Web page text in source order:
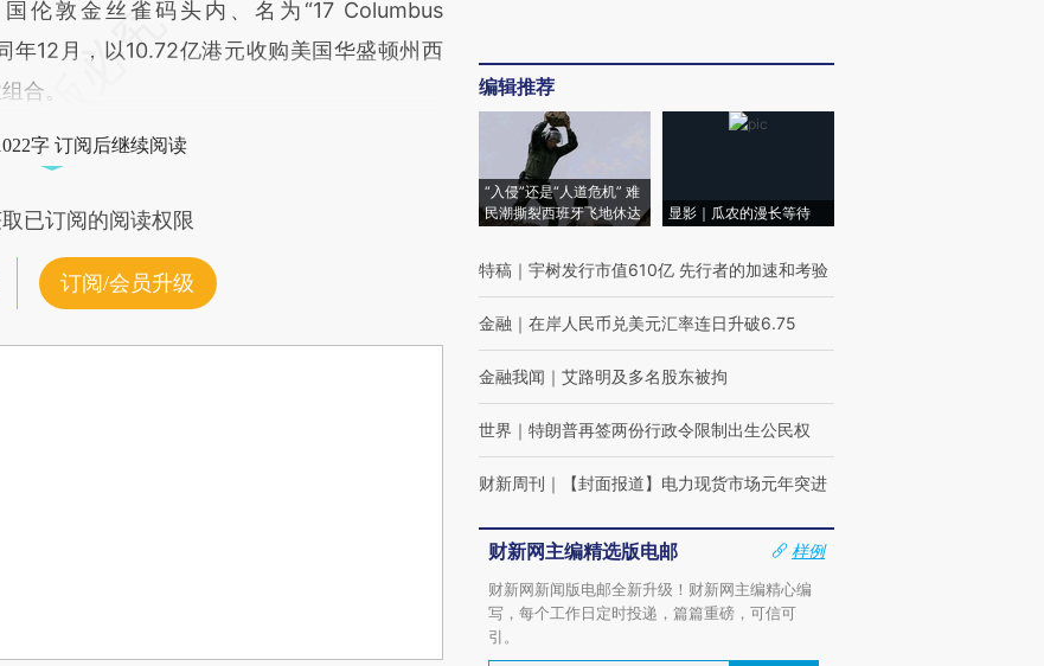
国伦敦金丝雀码头内、名为“17 Columbus
12月，以10.72亿港元收购美国华盛顿州西
合。
字 订阅后继续阅读
已订阅的阅读权限
订阅/会员升级
编辑推荐
“入侵”还是“人道危机” 难
民潮撕裂西班牙飞地休达
显影｜瓜农的漫长等待
特稿 ｜ 宇树发行市值610亿 先行者的加速和考验
金融 ｜ 在岸人民币兑美元汇率连日升破6.75
金融我闻 ｜ 艾路明及多名股东被拘
世界 ｜ 特朗普再签两份行政令限制出生公民权
财新周刊 ｜ 【封面报道】电力现货市场元年突进
财新网主编精选版电邮
样例
财新网新闻版电邮全新升级！财新网主编精心编
写，每个工作日定时投递，篇篇重磅，可信可
引。